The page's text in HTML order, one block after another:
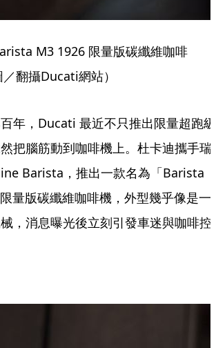
M3 1926 限量版碳纖維咖啡
翻攝Ducati網站）
年，Ducati 最近不只推出限量超跑級
把腦筋動到咖啡機上。杜卡迪攜手瑞
Barista，推出一款名為「Barista
量版碳纖維咖啡機，外型幾乎像是一
，消息曝光後立刻引發車迷與咖啡控